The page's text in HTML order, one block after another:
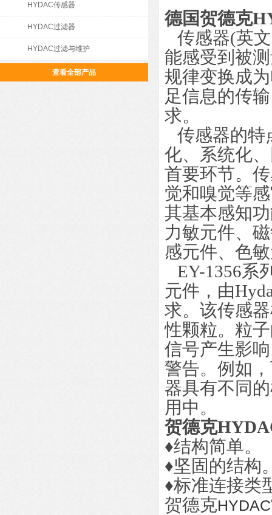
HYDAC传感器
HYDAC过滤器
HYDAC过滤与维护
查看全部产品
德国贺德克
传感器(英文
能感受到被
规律变换成
足信息的传
求。
传感器的特
化、系统化
首要环节。
觉和嗅觉等
其基本感知
力敏元件、
感元件、色
EY-1356系
元件，由
求。该传感
性颗粒。粒
信号产生影
警告。例如
器具有不同
用中。
贺德克
♦结构简单。
♦坚固的结构
♦标准连接类
贺德克HYDAC